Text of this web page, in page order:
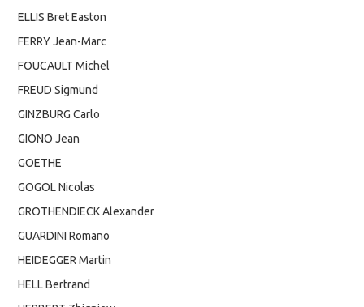
ELLIS Bret Easton
FERRY Jean-Marc
FOUCAULT Michel
FREUD Sigmund
GINZBURG Carlo
GIONO Jean
GOETHE
GOGOL Nicolas
GROTHENDIECK Alexander
GUARDINI Romano
HEIDEGGER Martin
HELL Bertrand